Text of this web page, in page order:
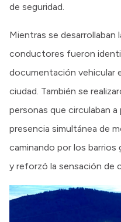
de seguridad.
Mientras se desarrollaban
conductores fueron
documentación vehicular
ciudad. También se
personas que circulaban
presencia simultánea de
caminando por los
y reforzó la sensación de